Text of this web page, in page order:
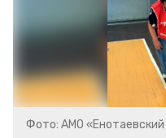
Фото: АМО «Енотаевский